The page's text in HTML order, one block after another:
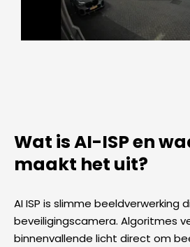
Wat is AI-ISP en
maakt het uit?
AI ISP is slimme beeldverwerking
beveiligingscamera. Algoritmes
binnenvallende licht direct om